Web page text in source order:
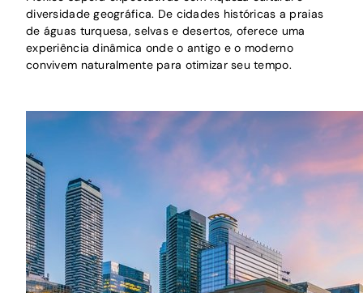
diversidade geográfica. De cidades históricas a praias
de águas turquesa, selvas e desertos, oferece uma
experiência dinâmica onde o antigo e o moderno
convivem naturalmente para otimizar seu tempo.